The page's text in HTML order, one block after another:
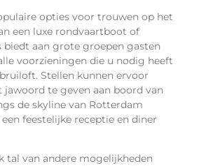
opties voor trouwen op het
een luxe rondvaartboot of
biedt aan grote groepen gasten
voorzieningen die u nodig heeft
Stellen kunnen ervoor
jawoord te geven aan boord van
de skyline van Rotterdam
feestelijke receptie en diner
tal van andere mogelijkheden